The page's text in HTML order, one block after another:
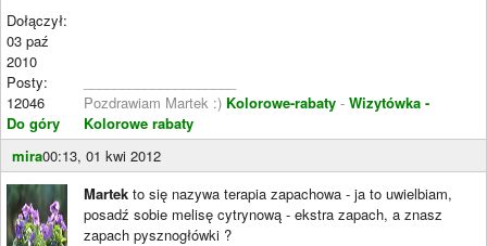
Dołączył:
03 paź
2010
Posty:
12046
Do góry
Pozdrawiam Martek :) Kolorowe-rabaty - Wizytówka -
Kolorowe rabaty
mira00:13, 01 kwi 2012
Martek to się nazywa terapia zapachowa - ja to uwielbiam,
posadź sobie melisę cytrynową - ekstra zapach, a znasz
zapach pysznogłówki ?